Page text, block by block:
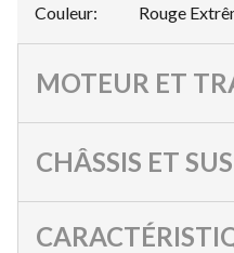
Couleur: Rouge
MOTEUR ET
CHÂSSIS ET